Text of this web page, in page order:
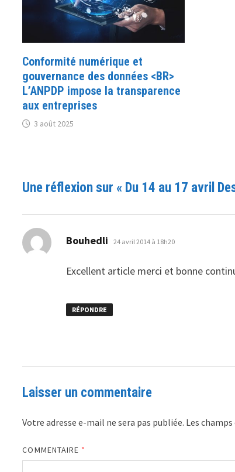
Conformité numérique et
gouvernance des données <BR>
L’ANPDP impose la transparence
aux entreprises
3 août 2025
Une réflexion sur « Du 14 au 17 avril
Bouhedli dit :
24 avril 2014 à 18h20
Excellent article merci et bonne
RÉPONDRE
Laisser un commentaire
Votre adresse e-mail ne sera pas publiée. Les
COMMENTAIRE *